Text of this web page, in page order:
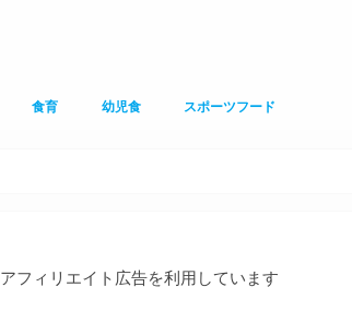
食育 幼児食 スポーツフード
アフィリエイト広告を利用しています